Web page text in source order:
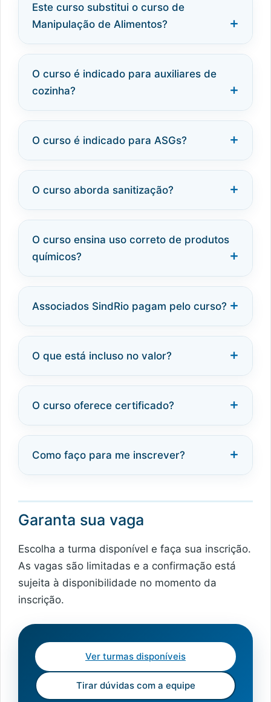
Este curso substitui o curso de
Manipulação de Alimentos?
O curso é indicado para auxiliares de
cozinha?
O curso é indicado para ASGs?
O curso aborda sanitização?
O curso ensina uso correto de produtos
químicos?
Associados SindRio pagam pelo curso?
O que está incluso no valor?
O curso oferece certificado?
Como faço para me inscrever?
Garanta sua vaga
Escolha a turma disponível e faça sua inscrição.
As vagas são limitadas e a confirmação está
sujeita à disponibilidade no momento da
inscrição.
Ver turmas disponíveis
Tirar dúvidas com a equipe